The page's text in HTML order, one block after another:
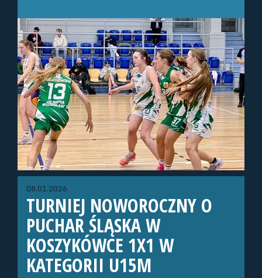
08.01.2026
TURNIEJ NOWOROCZNY O
PUCHAR ŚLĄSKA W
KOSZYKÓWCE 1X1 W
KATEGORII U15M